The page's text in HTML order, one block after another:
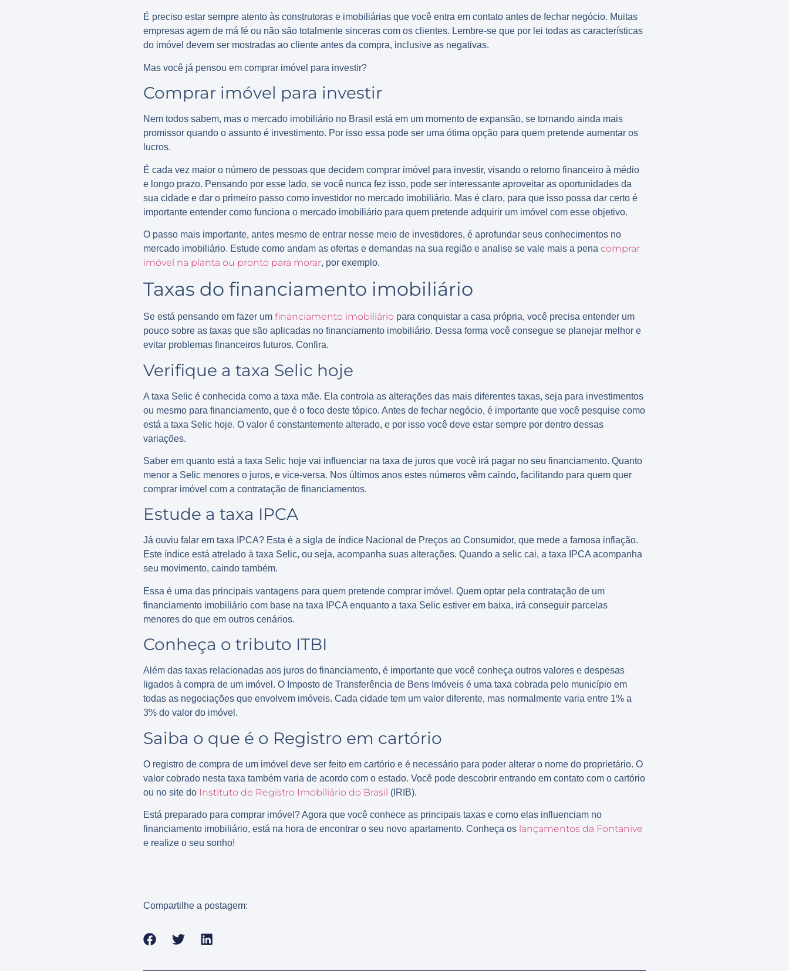
É preciso estar sempre atento às construtoras e imobiliárias que você entra em contato antes de fechar negócio. Muitas
empresas agem de má fé ou não são totalmente sinceras com os clientes. Lembre-se que por lei todas as características
do imóvel devem ser mostradas ao cliente antes da compra, inclusive as negativas.
Mas você já pensou em comprar imóvel para investir?
Comprar imóvel para investir
Nem todos sabem, mas o mercado imobiliário no Brasil está em um momento de expansão, se tornando ainda mais
promissor quando o assunto é investimento. Por isso essa pode ser uma ótima opção para quem pretende aumentar os
lucros.
É cada vez maior o número de pessoas que decidem comprar imóvel para investir, visando o retorno financeiro à médio
e longo prazo. Pensando por esse lado, se você nunca fez isso, pode ser interessante aproveitar as oportunidades da
sua cidade e dar o primeiro passo como investidor no mercado imobiliário. Mas é claro, para que isso possa dar certo é
importante entender como funciona o mercado imobiliário para quem pretende adquirir um imóvel com esse objetivo.
O passo mais importante, antes mesmo de entrar nesse meio de investidores, é aprofundar seus conhecimentos no
mercado imobiliário. Estude como andam as ofertas e demandas na sua região e analise se vale mais a pena comprar
imóvel na planta ou pronto para morar, por exemplo.
Taxas do financiamento imobiliário
Se está pensando em fazer um financiamento imobiliário para conquistar a casa própria, você precisa entender um
pouco sobre as taxas que são aplicadas no financiamento imobiliário. Dessa forma você consegue se planejar melhor e
evitar problemas financeiros futuros. Confira.
Verifique a taxa Selic hoje
A taxa Selic é conhecida como a taxa mãe. Ela controla as alterações das mais diferentes taxas, seja para investimentos
ou mesmo para financiamento, que é o foco deste tópico. Antes de fechar negócio, é importante que você pesquise como
está a taxa Selic hoje. O valor é constantemente alterado, e por isso você deve estar sempre por dentro dessas
variações.
Saber em quanto está a taxa Selic hoje vai influenciar na taxa de juros que você irá pagar no seu financiamento. Quanto
menor a Selic menores o juros, e vice-versa. Nos últimos anos estes números vêm caindo, facilitando para quem quer
comprar imóvel com a contratação de financiamentos.
Estude a taxa IPCA
Já ouviu falar em taxa IPCA? Esta é a sigla de índice Nacional de Preços ao Consumidor, que mede a famosa inflação.
Este índice está atrelado à taxa Selic, ou seja, acompanha suas alterações. Quando a selic cai, a taxa IPCA acompanha
seu movimento, caindo também.
Essa é uma das principais vantagens para quem pretende comprar imóvel. Quem optar pela contratação de um
financiamento imobiliário com base na taxa IPCA enquanto a taxa Selic estiver em baixa, irá conseguir parcelas
menores do que em outros cenários.
Conheça o tributo ITBI
Além das taxas relacionadas aos juros do financiamento, é importante que você conheça outros valores e despesas
ligados à compra de um imóvel. O Imposto de Transferência de Bens Imóveis é uma taxa cobrada pelo município em
todas as negociações que envolvem imóveis. Cada cidade tem um valor diferente, mas normalmente varia entre 1% a
3% do valor do imóvel.
Saiba o que é o Registro em cartório
O registro de compra de um imóvel deve ser feito em cartório e é necessário para poder alterar o nome do proprietário. O
valor cobrado nesta taxa também varia de acordo com o estado. Você pode descobrir entrando em contato com o cartório
ou no site do Instituto de Registro Imobiliário do Brasil (IRIB).
Está preparado para comprar imóvel? Agora que você conhece as principais taxas e como elas influenciam no
financiamento imobiliário, está na hora de encontrar o seu novo apartamento. Conheça os lançamentos da Fontanive
e realize o seu sonho!
Compartilhe a postagem: